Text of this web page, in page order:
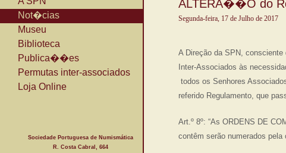
Not�cias
Museu
Biblioteca
Publica��es
Permutas inter-associados
Loja Online
Sociedade Portuguesa de Numismática
R. Costa Cabral, 664
ALTERA��O do
Segunda-feira, 17 de Julho de 2017
A Direção da SPN,
Inter-Associados às
todos os Senhores
referido Regulamento, que
Art.º 8º: “As ORDENS DE
contêm serão numerados pela